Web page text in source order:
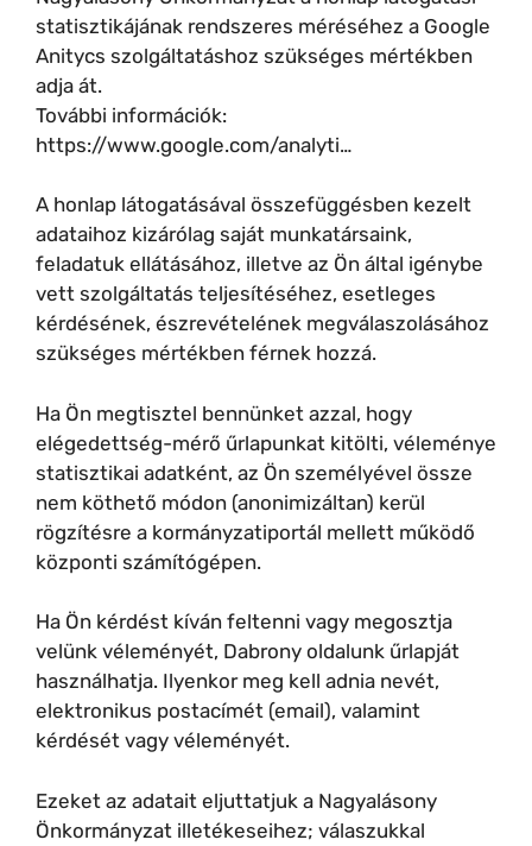
statisztikájának rendszeres méréséhez a Google
Anitycs szolgáltatáshoz szükséges mértékben
adja át.
További információk:
https://www.google.com/analyti…
A honlap látogatásával összefüggésben kezelt
adataihoz kizárólag saját munkatársaink,
feladatuk ellátásához, illetve az Ön által igénybe
vett szolgáltatás teljesítéséhez, esetleges
kérdésének, észrevételének megválaszolásához
szükséges mértékben férnek hozzá.
Ha Ön megtisztel bennünket azzal, hogy
elégedettség-mérő űrlapunkat kitölti, véleménye
statisztikai adatként, az Ön személyével össze
nem köthető módon (anonimizáltan) kerül
rögzítésre a kormányzatiportál mellett működő
központi számítógépen.
Ha Ön kérdést kíván feltenni vagy megosztja
velünk véleményét, Dabrony oldalunk űrlapját
használhatja. Ilyenkor meg kell adnia nevét,
elektronikus postacímét (email), valamint
kérdését vagy véleményét.
Ezeket az adatait eljuttatjuk a Nagyalásony
Önkormányzat illetékeseihez; válaszukkal